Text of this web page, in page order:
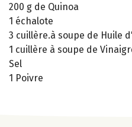
200 g de Quinoa
1 échalote
3 cuillère.à soupe de Huile
1 cuillère à soupe de
Sel
1 Poivre